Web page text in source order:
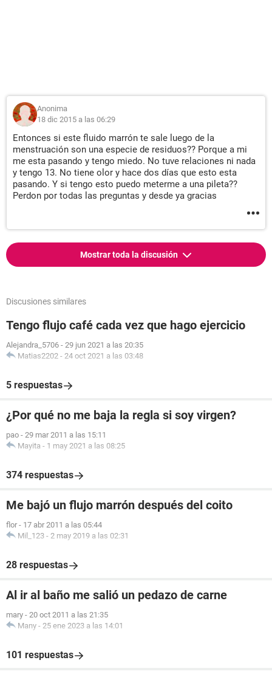
Anonima
18 dic 2015 a las 06:29
Entonces si este fluido marrón te sale luego de la
menstruación son una especie de residuos?? Porque a mi
me esta pasando y tengo miedo. No tuve relaciones ni nada
y tengo 13. No tiene olor y hace dos días que esto esta
pasando. Y si tengo esto puedo meterme a una pileta??
Perdon por todas las preguntas y desde ya gracias
Mostrar toda la discusión
Discusiones similares
Tengo flujo café cada vez que hago ejercicio
Alejandra_5706 - 29 jun 2021 a las 20:35
Matias2202 - 24 oct 2021 a las 03:48
5 respuestas
¿Por qué no me baja la regla si soy virgen?
pao - 29 mar 2011 a las 15:11
Mayita - 1 may 2021 a las 08:25
374 respuestas
Me bajó un flujo marrón después del coito
flor - 17 abr 2011 a las 05:44
Mil_123 - 2 may 2019 a las 02:31
28 respuestas
Al ir al baño me salió un pedazo de carne
mary - 20 oct 2011 a las 21:35
Many - 25 ene 2023 a las 14:01
101 respuestas